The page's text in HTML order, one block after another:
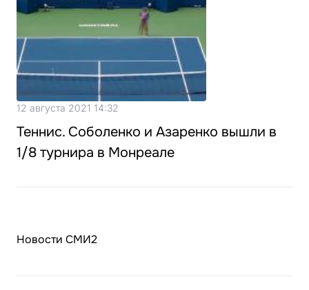
12 августа 2021 14:32
Теннис. Соболенко и Азаренко вышли в
1/8 турнира в Монреале
Новости СМИ2